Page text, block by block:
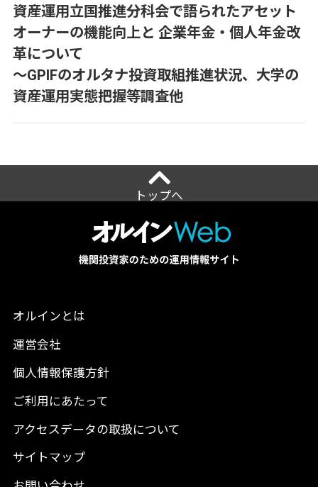
資産運用立国推進分科会で語られたアセット
オーナーの機能向上と 企業年金・個人年金改
革について
～GPIFのオルタナ投資取組推進状況、大学の
資産運用実態把握等調査他
トップへ
オルインとは
運営会社
個人情報保護方針
ご利用にあたって
アクセスデータの取扱について
サイトマップ